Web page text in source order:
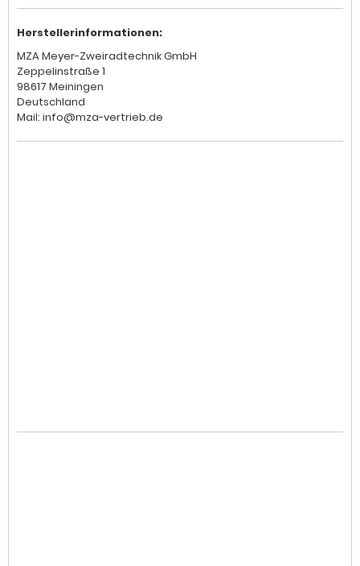
Herstellerinformationen:
MZA Meyer-Zweiradtechnik GmbH
Zeppelinstraße 1
98617 Meiningen
Deutschland
Mail: info@mza-vertrieb.de